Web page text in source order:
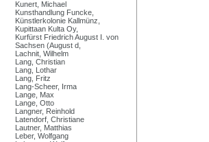
Kunert, Michael
Kunsthandlung Funcke,
Künstlerkolonie Kallmünz,
Kupittaan Kulta Oy,
Kurfürst Friedrich August I. von
Sachsen (August d,
Lachnit, Wilhelm
Lang, Christian
Lang, Lothar
Lang, Fritz
Lang-Scheer, Irma
Lange, Max
Lange, Otto
Langner, Reinhold
Latendorf, Christiane
Lautner, Matthias
Leber, Wolfgang